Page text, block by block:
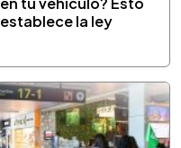
establece la ley